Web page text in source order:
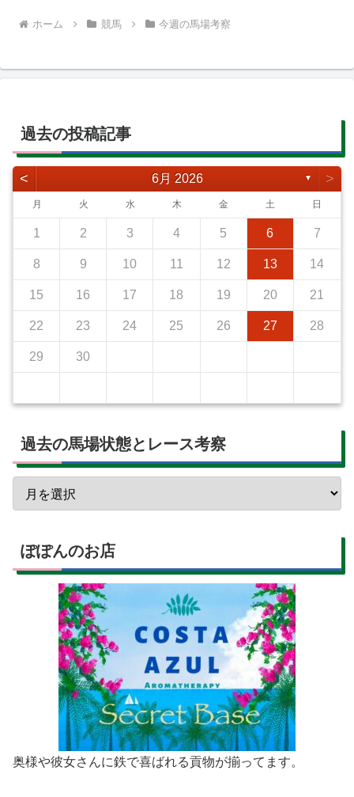
ホーム 競馬 今週の馬場考察
過去の投稿記事
< 6月 2026 ▼ >
月 火 水 木 金 土 日
1 2 3 4 5 6 7
8 9 10 11 12 13 14
15 16 17 18 19 20 21
22 23 24 25 26 27 28
29 30
過去の馬場状態とレース考察
ぽぽんのお店
奥様や彼女さんに鉄で喜ばれる貢物が揃ってます。